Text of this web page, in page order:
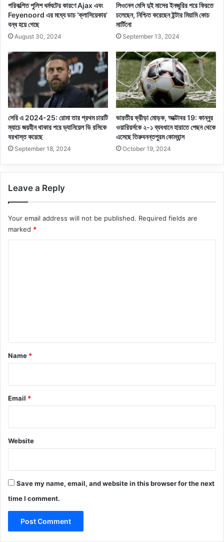
পরিকল্পিত পুলিশ ধর্মঘটের কারণে Ajax এবং
Feyenoord এর মধ্যে ডাচ ‘ক্লাসিয়েকার’
বন্ধ হয়ে গেছে
August 30, 2024
লিওনেল মেসি দুই মাসের ইনজুরির পরে ফিরতে
চলেছেন, নিশ্চিত করেছেন ইন্টার মিয়ামি কোচ
মার্টিনো
September 13, 2024
সেরি এ 2024-25: রোমা তার প্রথম চারটি
ম্যাচে জয়হীন থাকার পরে ড্যানিয়েল ডি রসিকে
বরখাস্ত করেছে
September 18, 2024
ভারতীয় ক্রীড়া মোড়ক, অক্টোবর 19: কান্নুর
ওয়ারিয়র্সকে ২-১ ব্যবধানে হারাতে পেছন থেকে
এসেছে তিরুবনন্তপুরম কোম্বান্স
October 19, 2024
Leave a Reply
Your email address will not be published. Required fields are
marked *
*
Name *
Email *
Website
Save my name, email, and website in this browser for the next
time I comment.